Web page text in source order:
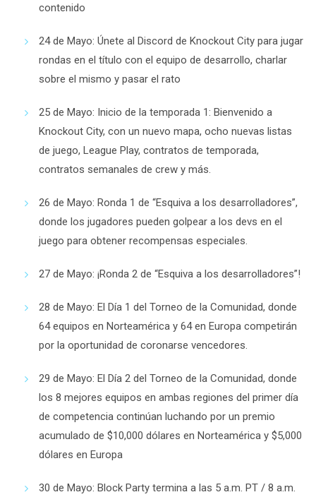
contenido
24 de Mayo: Únete al Discord de Knockout City para jugar
rondas en el título con el equipo de desarrollo, charlar
sobre el mismo y pasar el rato
25 de Mayo: Inicio de la temporada 1: Bienvenido a
Knockout City, con un nuevo mapa, ocho nuevas listas
de juego, League Play, contratos de temporada,
contratos semanales de crew y más.
26 de Mayo: Ronda 1 de “Esquiva a los desarrolladores”,
donde los jugadores pueden golpear a los devs en el
juego para obtener recompensas especiales.
27 de Mayo: ¡Ronda 2 de “Esquiva a los desarrolladores”!
28 de Mayo: El Día 1 del Torneo de la Comunidad, donde
64 equipos en Norteamérica y 64 en Europa competirán
por la oportunidad de coronarse vencedores.
29 de Mayo: El Día 2 del Torneo de la Comunidad, donde
los 8 mejores equipos en ambas regiones del primer día
de competencia continúan luchando por un premio
acumulado de $10,000 dólares en Norteamérica y $5,000
dólares en Europa
30 de Mayo: Block Party termina a las 5 a.m. PT / 8 a.m.